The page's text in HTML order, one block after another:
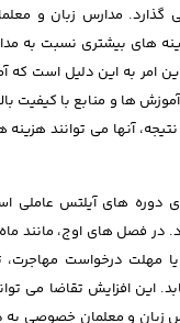
گذارد. مدارس زبان و
های بیشتری نسبت به
امر به این دلیل است که
آموزش ها و منابع با کیفیت
آنها می توانند
دوره های آیلتس عاملی
در فصل های اوج، مانند
مهلت درخواست مهاجرت،
این افزایش تقاضا می
زبان و معلمان خصوصی به